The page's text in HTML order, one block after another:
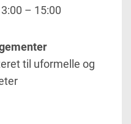
– 15:00
til uformelle og